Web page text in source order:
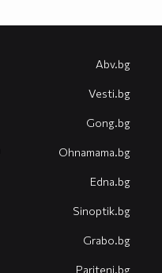
Abv.bg
Vesti.bg
Gong.bg
Оhnamama.bg
Edna.bg
Sinoptik.bg
Grabo.bg
Pariteni.bg